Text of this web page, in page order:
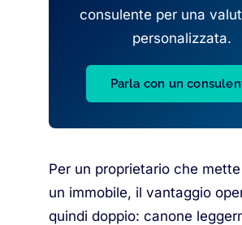
consulente per una
personalizzata.
Parla con un
Per un proprietario che
un immobile, il vantaggio
quindi doppio: canone